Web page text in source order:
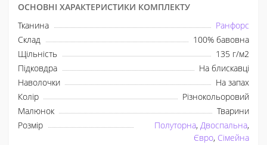
ОСНОВНІ ХАРАКТЕРИСТИКИ КОМПЛЕКТУ
Тканина
Ранфорс
Склад
100% бавовна
Щільність
135 г/м2
Підковдра
На блискавці
Наволочки
На запах
Колір
Різнокольоровий
Малюнок
Тварини
Розмір
Полуторна, Двоспальна,
Євро, Сімейна